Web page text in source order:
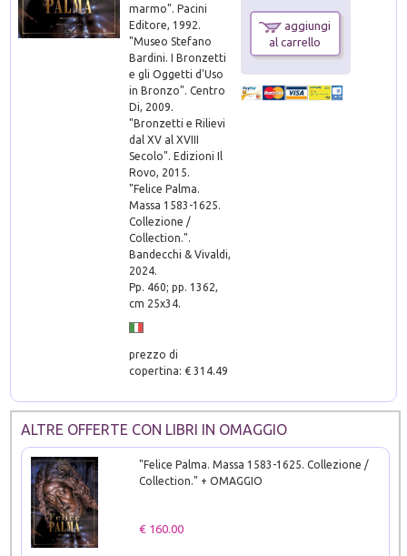
marmo". Pacini
Editore, 1992.
"Museo Stefano
Bardini. I Bronzetti
e gli Oggetti d'Uso
in Bronzo". Centro
Di, 2009.
"Bronzetti e Rilievi
dal XV al XVIII
Secolo". Edizioni Il
Rovo, 2015.
"Felice Palma.
Massa 1583-1625.
Collezione /
Collection.".
Bandecchi & Vivaldi,
2024.
Pp. 460; pp. 1362,
cm 25x34.
prezzo di
copertina: € 314.49
aggiungi
al carrello
ALTRE OFFERTE CON LIBRI IN OMAGGIO
"Felice Palma. Massa 1583-1625. Collezione /
Collection." + OMAGGIO
€ 160.00